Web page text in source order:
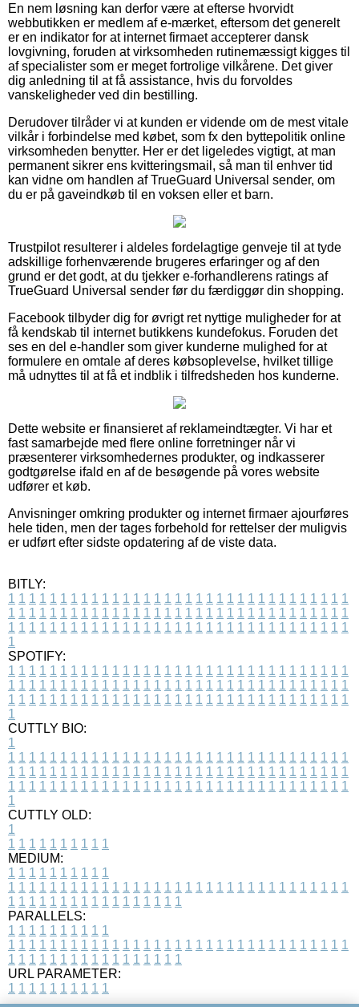
En nem løsning kan derfor være at efterse hvorvidt
webbutikken er medlem af e-mærket, eftersom det generelt
er en indikator for at internet firmaet accepterer dansk
lovgivning, foruden at virksomheden rutinemæssigt kigges til
af specialister som er meget fortrolige vilkårene. Det giver
dig anledning til at få assistance, hvis du forvoldes
vanskeligheder ved din bestilling.
Derudover tilråder vi at kunden er vidende om de mest vitale
vilkår i forbindelse med købet, som fx den byttepolitik online
virksomheden benytter. Her er det ligeledes vigtigt, at man
permanent sikrer ens kvitteringsmail, så man til enhver tid
kan vidne om handlen af TrueGuard Universal sender, om
du er på gaveindkøb til en voksen eller et barn.
Trustpilot resulterer i aldeles fordelagtige genveje til at tyde
adskillige forhenværende brugeres erfaringer og af den
grund er det godt, at du tjekker e-forhandlerens ratings af
TrueGuard Universal sender før du færdiggør din shopping.
Facebook tilbyder dig for øvrigt ret nyttige muligheder for at
få kendskab til internet butikkens kundefokus. Foruden det
ses en del e-handler som giver kunderne mulighed for at
formulere en omtale af deres købsoplevelse, hvilket tillige
må udnyttes til at få et indblik i tilfredsheden hos kunderne.
Dette website er finansieret af reklameindtægter. Vi har et
fast samarbejde med flere online forretninger når vi
præsenterer virksomhedernes produkter, og indkasserer
godtgørelse ifald en af de besøgende på vores website
udfører et køb.
Anvisninger omkring produkter og internet firmaer ajourføres
hele tiden, men der tages forbehold for rettelser der muligvis
er udført efter sidste opdatering af de viste data.
BITLY:
1 1 1 1 1 1 1 1 1 1 1 1 1 1 1 1 1 1 1 1 1 1 1 1 1 1 1 1 1 1 1 1 1
1 1 1 1 1 1 1 1 1 1 1 1 1 1 1 1 1 1 1 1 1 1 1 1 1 1 1 1 1 1 1 1 1
1 1 1 1 1 1 1 1 1 1 1 1 1 1 1 1 1 1 1 1 1 1 1 1 1 1 1 1 1 1 1 1 1
1
SPOTIFY:
1 1 1 1 1 1 1 1 1 1 1 1 1 1 1 1 1 1 1 1 1 1 1 1 1 1 1 1 1 1 1 1 1
1 1 1 1 1 1 1 1 1 1 1 1 1 1 1 1 1 1 1 1 1 1 1 1 1 1 1 1 1 1 1 1 1
1 1 1 1 1 1 1 1 1 1 1 1 1 1 1 1 1 1 1 1 1 1 1 1 1 1 1 1 1 1 1 1 1
1
CUTTLY BIO:
1
1 1 1 1 1 1 1 1 1 1 1 1 1 1 1 1 1 1 1 1 1 1 1 1 1 1 1 1 1 1 1 1 1
1 1 1 1 1 1 1 1 1 1 1 1 1 1 1 1 1 1 1 1 1 1 1 1 1 1 1 1 1 1 1 1 1
1 1 1 1 1 1 1 1 1 1 1 1 1 1 1 1 1 1 1 1 1 1 1 1 1 1 1 1 1 1 1 1 1
1
CUTTLY OLD:
1
1 1 1 1 1 1 1 1 1 1
MEDIUM:
1 1 1 1 1 1 1 1 1 1
1 1 1 1 1 1 1 1 1 1 1 1 1 1 1 1 1 1 1 1 1 1 1 1 1 1 1 1 1 1 1 1 1
1 1 1 1 1 1 1 1 1 1 1 1 1 1 1 1 1
PARALLELS:
1 1 1 1 1 1 1 1 1 1
1 1 1 1 1 1 1 1 1 1 1 1 1 1 1 1 1 1 1 1 1 1 1 1 1 1 1 1 1 1 1 1 1
1 1 1 1 1 1 1 1 1 1 1 1 1 1 1 1 1
URL PARAMETER:
1 1 1 1 1 1 1 1 1 1